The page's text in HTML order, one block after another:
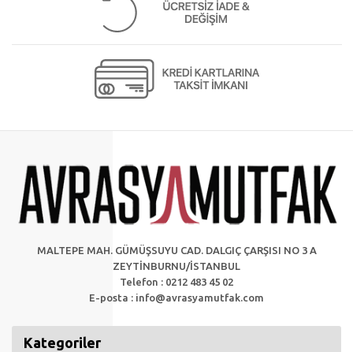
MALTEPE MAH. GÜMÜŞSUYU CAD. DALGIÇ ÇARŞISI NO 3 A
ZEYTİNBURNU/İSTANBUL
Telefon : 0212 483 45 02
E-posta : info@avrasyamutfak.com
Kategoriler